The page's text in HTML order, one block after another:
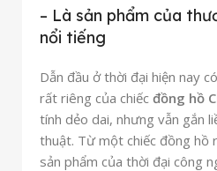
– Là sản phẩm của
nổi tiếng
Dẫn đầu ở thời đại hiện nay
rất riêng của chiếc đồng hồ
tính dẻo dai, nhưng vẫn gắn
thuật. Từ một chiếc đồng
sản phẩm của thời đại công